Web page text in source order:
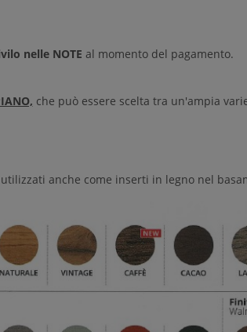
nelle NOTE al momento del pagamento.
che può essere scelta tra un'ampia
anche come inserti in legno nel